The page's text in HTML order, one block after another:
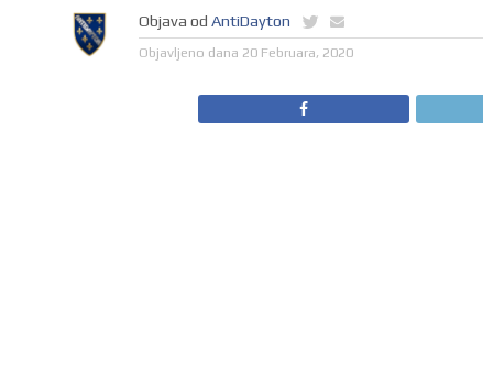
Objava od AntiDayton
Objavljeno dana 20 Februara, 2020